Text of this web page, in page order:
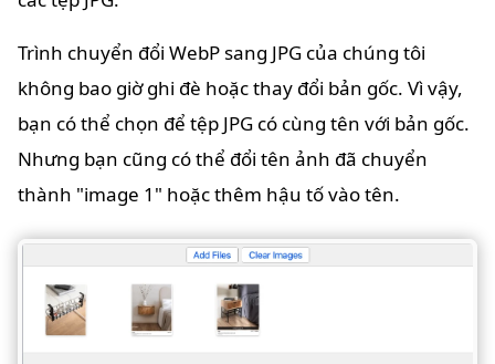
Trình chuyển đổi WebP sang JPG của chúng tôi
không bao giờ ghi đè hoặc thay đổi bản gốc. Vì vậy,
bạn có thể chọn để tệp JPG có cùng tên với bản gốc.
Nhưng bạn cũng có thể đổi tên ảnh đã chuyển
thành "image 1" hoặc thêm hậu tố vào tên.